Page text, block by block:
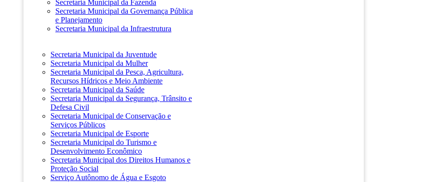
Secretaria Municipal da Fazenda
Secretaria Municipal da Governança Pública
e Planejamento
Secretaria Municipal da Infraestrutura
Secretaria Municipal da Juventude
Secretaria Municipal da Mulher
Secretaria Municipal da Pesca, Agricultura,
Recursos Hídricos e Meio Ambiente
Secretaria Municipal da Saúde
Secretaria Municipal da Segurança, Trânsito e
Defesa Civil
Secretaria Municipal de Conservação e
Serviços Públicos
Secretaria Municipal de Esporte
Secretaria Municipal do Turismo e
Desenvolvimento Econômico
Secretaria Municipal dos Direitos Humanos e
Proteção Social
Serviço Autônomo de Água e Esgoto